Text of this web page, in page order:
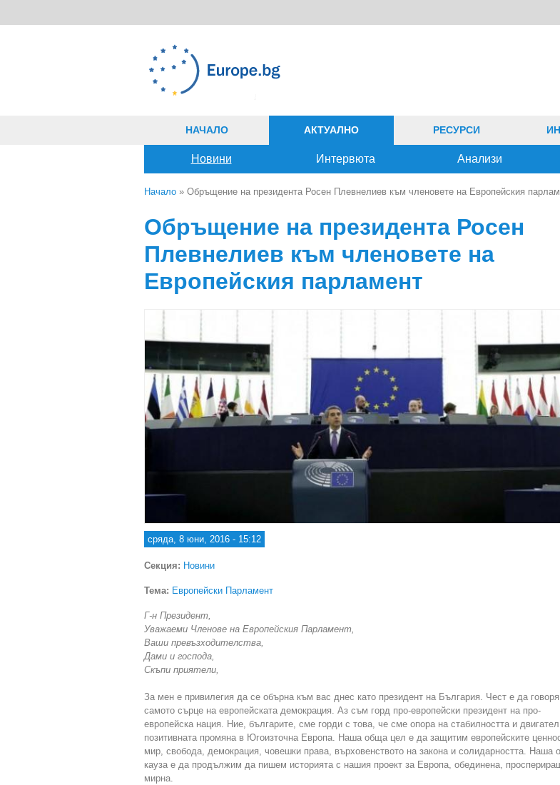
НАЧАЛО АКТУАЛНО
Новини Интервюта Анализи
РЕСУРСИ
Начало » Обръщение на президента Росен Плевнелиев към членовете на Европейския
Обръщение на президента Росен
Плевнелиев към членовете на
Европейския парламент
сряда, 8 юни, 2016 - 15:12
Секция: Новини
Тема: Европейски Парламент
Г-н Президент,
Уважаеми Членове на Европейския Парламент,
Ваши превъзходителства,
Дами и господа,
Скъпи приятели,
За мен е привилегия да се обърна към вас днес като президент на България. Чест е да
самото сърце на европейската демокрация. Аз съм горд про-европейски президент на про-
европейска нация. Ние, българите, сме горди с това, че сме опора на стабилността и
позитивната промяна в Югоизточна Европа. Наша обща цел е да защитим европейските
мир, свобода, демокрация, човешки права, върховенството на закона и солидарността. Наша
кауза е да продължим да пишем историята с нашия проект за Европа, обединена,
мирна.